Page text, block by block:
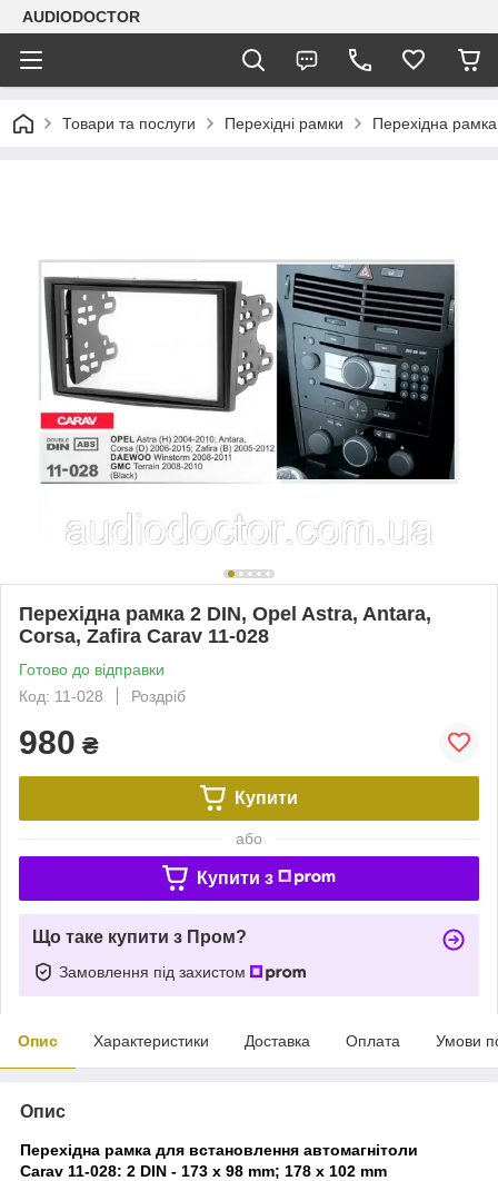
AUDIODOCTOR
Товари та послуги Перехідні рамки Перехідна
Перехідна рамка 2 DIN, Opel Astra, Antara,
Corsa, Zafira Carav 11-028
Готово до відправки
Код: 11-028
Роздріб
980 ₴
Купити
або
Купити з
Що таке купити з Пром?
Замовлення під захистом
Опис Характеристики Доставка Оплата Умови
Опис
Перехідна рамка для встановлення автомагнітоли
Carav 11-028: 2 DIN - 173 x 98 mm; 178 x 102 mm